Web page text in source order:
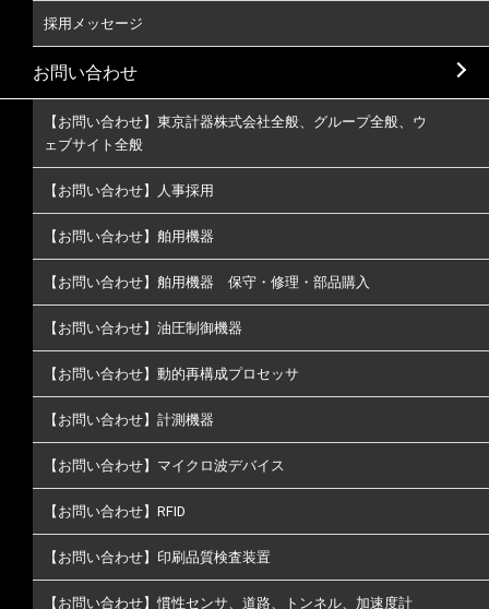
採用メッセージ
お問い合わせ
【お問い合わせ】東京計器株式会社全般、グループ全般、ウ
ェブサイト全般
【お問い合わせ】人事採用
【お問い合わせ】舶用機器
【お問い合わせ】舶用機器 保守・修理・部品購入
【お問い合わせ】油圧制御機器
【お問い合わせ】動的再構成プロセッサ
【お問い合わせ】計測機器
【お問い合わせ】マイクロ波デバイス
【お問い合わせ】RFID
【お問い合わせ】印刷品質検査装置
【お問い合わせ】慣性センサ、道路、トンネル、加速度計